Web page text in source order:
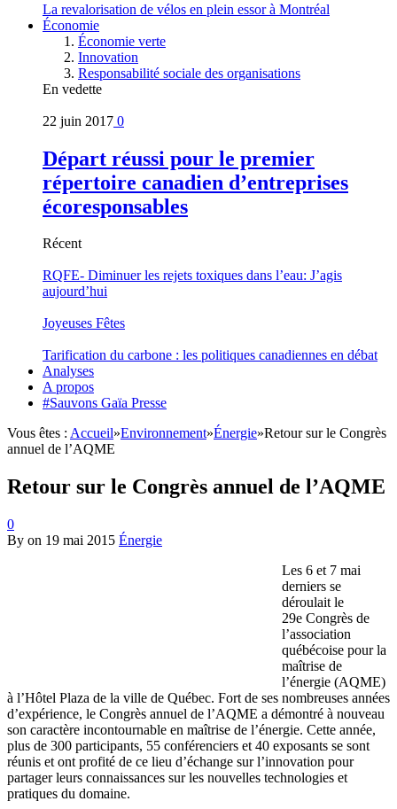
La revalorisation de vélos en plein essor à Montréal
Économie
Économie verte
Innovation
Responsabilité sociale des organisations
En vedette
22 juin 2017 0
Départ réussi pour le premier
répertoire canadien d’entreprises
écoresponsables
Récent
RQFE- Diminuer les rejets toxiques dans l’eau: J’agis
aujourd’hui
Joyeuses Fêtes
Tarification du carbone : les politiques canadiennes en débat
Analyses
A propos
#Sauvons Gaïa Presse
Vous êtes : Accueil»Environnement»Énergie»Retour sur le Congrès
annuel de l’AQME
Retour sur le Congrès annuel de l’AQME
0
By on 19 mai 2015 Énergie
Les 6 et 7 mai
derniers se
déroulait le
29e Congrès de
l’association
québécoise pour la
maîtrise de
l’énergie (AQME)
à l’Hôtel Plaza de la ville de Québec. Fort de ses nombreuses années
d’expérience, le Congrès annuel de l’AQME a démontré à nouveau
son caractère incontournable en maîtrise de l’énergie. Cette année,
plus de 300 participants, 55 conférenciers et 40 exposants se sont
réunis et ont profité de ce lieu d’échange sur l’innovation pour
partager leurs connaissances sur les nouvelles technologies et
pratiques du domaine.